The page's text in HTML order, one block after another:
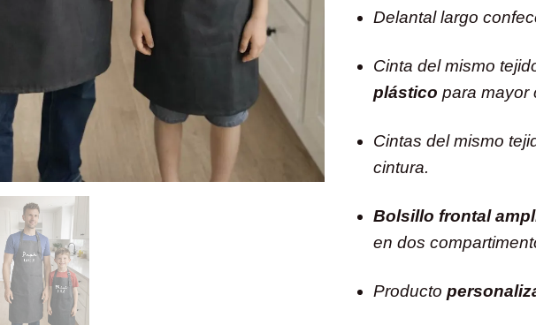
Delantal largo
Cinta del mismo
plástico para mayor
Cintas del mismo
cintura.
Bolsillo frontal
en dos
Producto